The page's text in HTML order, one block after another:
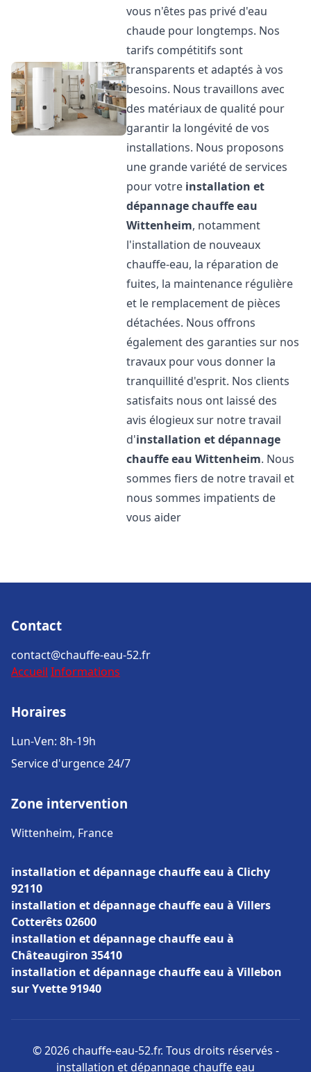
vous n'êtes pas privé d'eau
chaude pour longtemps. Nos
tarifs compétitifs sont
transparents et adaptés à vos
besoins. Nous travaillons avec
des matériaux de qualité pour
garantir la longévité de vos
installations. Nous proposons
une grande variété de services
pour votre installation et
dépannage chauffe eau
Wittenheim, notamment
l'installation de nouveaux
chauffe-eau, la réparation de
fuites, la maintenance régulière
et le remplacement de pièces
détachées. Nous offrons
également des garanties sur nos
travaux pour vous donner la
tranquillité d'esprit. Nos clients
satisfaits nous ont laissé des
avis élogieux sur notre travail
d'installation et dépannage
chauffe eau Wittenheim. Nous
sommes fiers de notre travail et
nous sommes impatients de
vous aider
Contact
contact@chauffe-eau-52.fr
Accueil Informations
Horaires
Lun-Ven: 8h-19h
Service d'urgence 24/7
Zone intervention
Wittenheim, France
installation et dépannage chauffe eau à Clichy
92110
installation et dépannage chauffe eau à Villers
Cotterêts 02600
installation et dépannage chauffe eau à
Châteaugiron 35410
installation et dépannage chauffe eau à Villebon
sur Yvette 91940
© 2026 chauffe-eau-52.fr. Tous droits réservés -
installation et dépannage chauffe eau